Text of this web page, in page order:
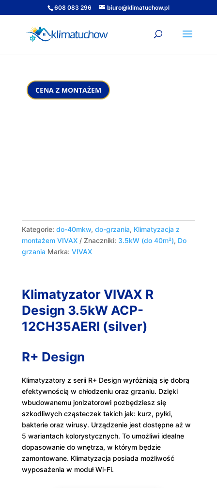
608 083 296 biuro@klimatuchow.pl
Kategorie: do-40mkw, do-grzania, Klimatyzacja z
montażem VIVAX
Znaczniki: 3.5kW (do 40m²), Do
grzania Marka: VIVAX
Klimatyzator VIVAX R
Design 3.5kW ACP-
12CH35AERI (silver)
R+ Design
Klimatyzatory z serii R+ Design wyróżniają się dobrą
efektywnością w chłodzeniu oraz grzaniu. Dzięki
wbudowanemu jonizatorowi pozbędziesz się
szkodliwych cząsteczek takich jak: kurz, pyłki,
bakterie oraz wirusy. Urządzenie jest dostępne aż w
5 wariantach kolorystycznych. To umożliwi idealne
dopasowanie do wnętrza, w którym będzie
zamontowane. Klimatyzacja posiada możliwość
wyposażenia w moduł Wi-Fi.